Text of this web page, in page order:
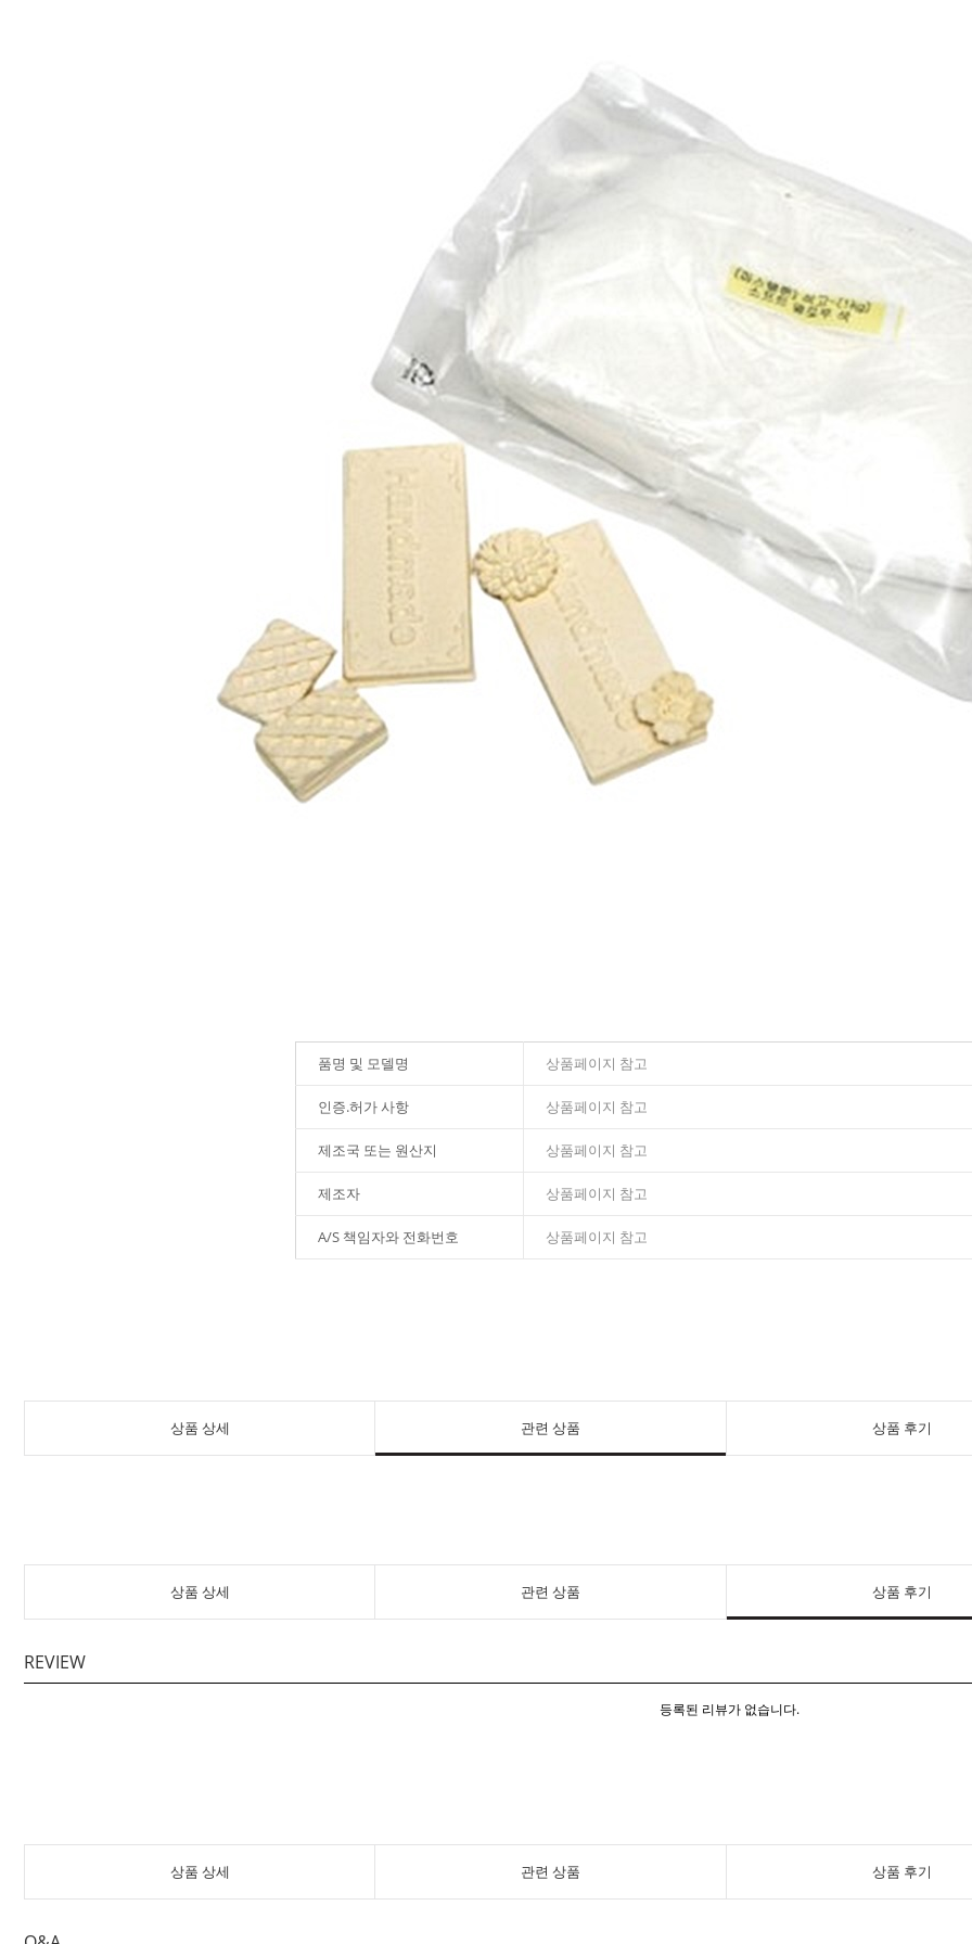
품명 및 모델명 상품페이지 참고
인증.허가 사항 상품페이지 참고
제조국 또는 원산지 상품페이지 참고
제조자 상품페이지 참고
A/S 책임자와 전화번호 상품페이지 참고
상품 상세 관련 상품 상품 후기
상품 상세 관련 상품 상품 후기
REVIEW
등록된 리뷰가 없습니다.
상품 상세 관련 상품 상품 후기